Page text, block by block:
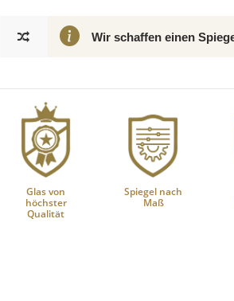
Wir schaffen einen
Glas von
höchster
Qualität
Spiegel nach
Maß